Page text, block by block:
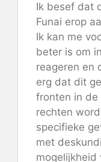
Ik besef dat
Funai erop
Ik kan me
beter is om
reageren en
erg dat dit
fronten in de
rechten
specifieke
met
mogelijkheid